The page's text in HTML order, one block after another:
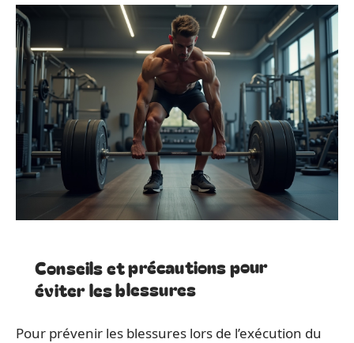
Conseils et précautions pour
éviter les blessures
Pour prévenir les blessures lors de l’exécution du